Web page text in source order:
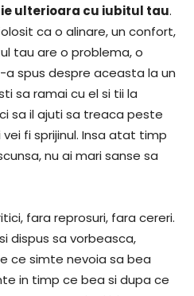
ulterioara cu iubitul tau.
ca o alinare, un confort,
tau are o problema, o
spus despre aceasta la un
sa ramai cu el si tii la
sa il ajuti sa treaca peste
fi sprijinul. Insa atat timp
nu ai mari sanse sa
fara reprosuri, fara cereri.
dispus sa vorbeasca,
ce simte nevoia sa bea
in timp ce bea si dupa ce